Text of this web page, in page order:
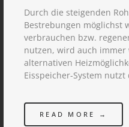
Durch die steigenden
Bestrebungen möglichst
verbrauchen bzw.
nutzen, wird auch immer
alternativen
Eisspeicher-System
READ MORE →